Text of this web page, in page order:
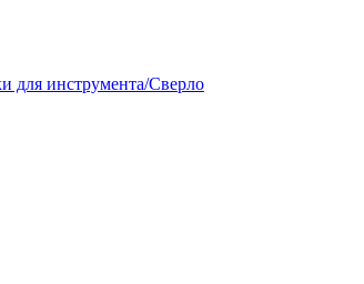
для инструмента/Сверло